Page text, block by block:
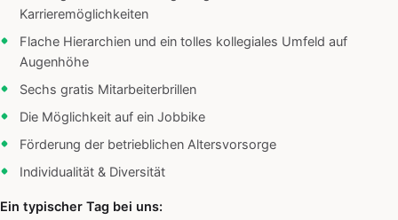
Karrieremöglichkeiten
Flache Hierarchien und ein tolles kollegiales Umfeld auf
Augenhöhe
Sechs gratis Mitarbeiterbrillen
Die Möglichkeit auf ein Jobbike
Förderung der betrieblichen Altersvorsorge
Individualität & Diversität
Ein typischer Tag bei uns: